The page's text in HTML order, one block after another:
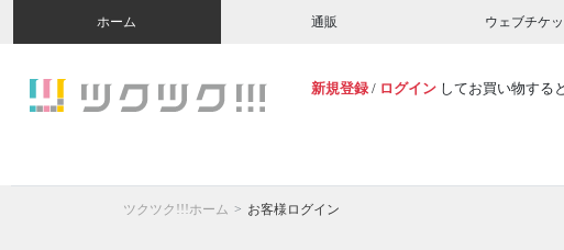
ホーム 通販 ウェブチケッ
新規登録 / ログイン してお買い物する
ツクツク!!!ホーム お客様ログイン